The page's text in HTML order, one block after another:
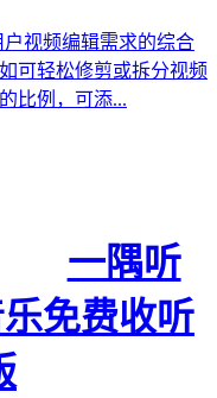
视频编辑需求的综合
可轻松修剪或拆分视频
比例，可添...
一隅听
免费收听